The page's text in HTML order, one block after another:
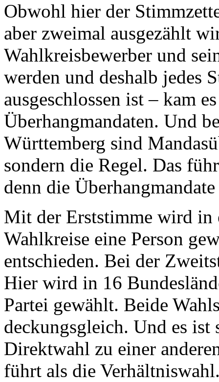
Obwohl hier der
aber zweimal ausgezählt
Wahlkreisbewerber und
werden und deshalb jedes
ausgeschlossen ist – kam
Überhangmandaten. Und
Württemberg sind
sondern die Regel. Das
denn die Überhangmandate
Mit der Erststimme wird in
Wahlkreise eine Person
entschieden. Bei der
Hier wird in 16
Partei gewählt. Beide
deckungsgleich. Und es ist
Direktwahl zu einer
führt als die